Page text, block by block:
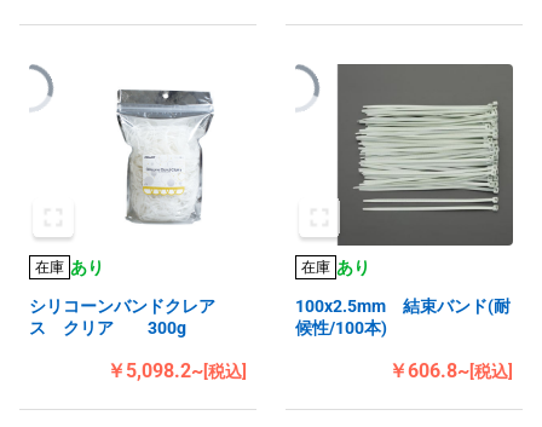
在庫 あり
シリコーンバンドクレア
ス クリア 300g
￥5,098.2~[税込]
在庫 あり
100x2.5mm 結束バンド(耐
候性/100本)
￥606.8~[税込]